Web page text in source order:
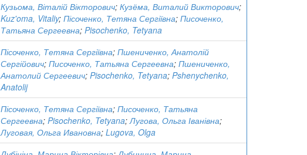
Кузьома, Віталій Вікторович; Кузёма, Виталий Викторович;
Kuz'oma, Vitaliy; Пісоченко, Тетяна Сергіївна; Писоченко,
Татьяна Сергеевна; Pisochenko, Tetyana
Пісоченко, Тетяна Сергіївна; Пшениченко, Анатолій
Сергійович; Писоченко, Татьяна Сергеевна; Пшениченко,
Анатолий Сергеевич; Pisochenko, Tetyana; Pshenychenko,
Anatolij
Пісоченко, Тетяна Сергіївна; Писоченко, Татьяна
Сергеевна; Pisochenko, Tetyana;Лугова, Ольга Іванівна;
Луговая, Ольга Ивановна; Lugova, Olga